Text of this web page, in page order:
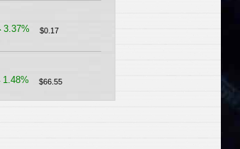
$0.17
3.37%
$66.55
1.48%